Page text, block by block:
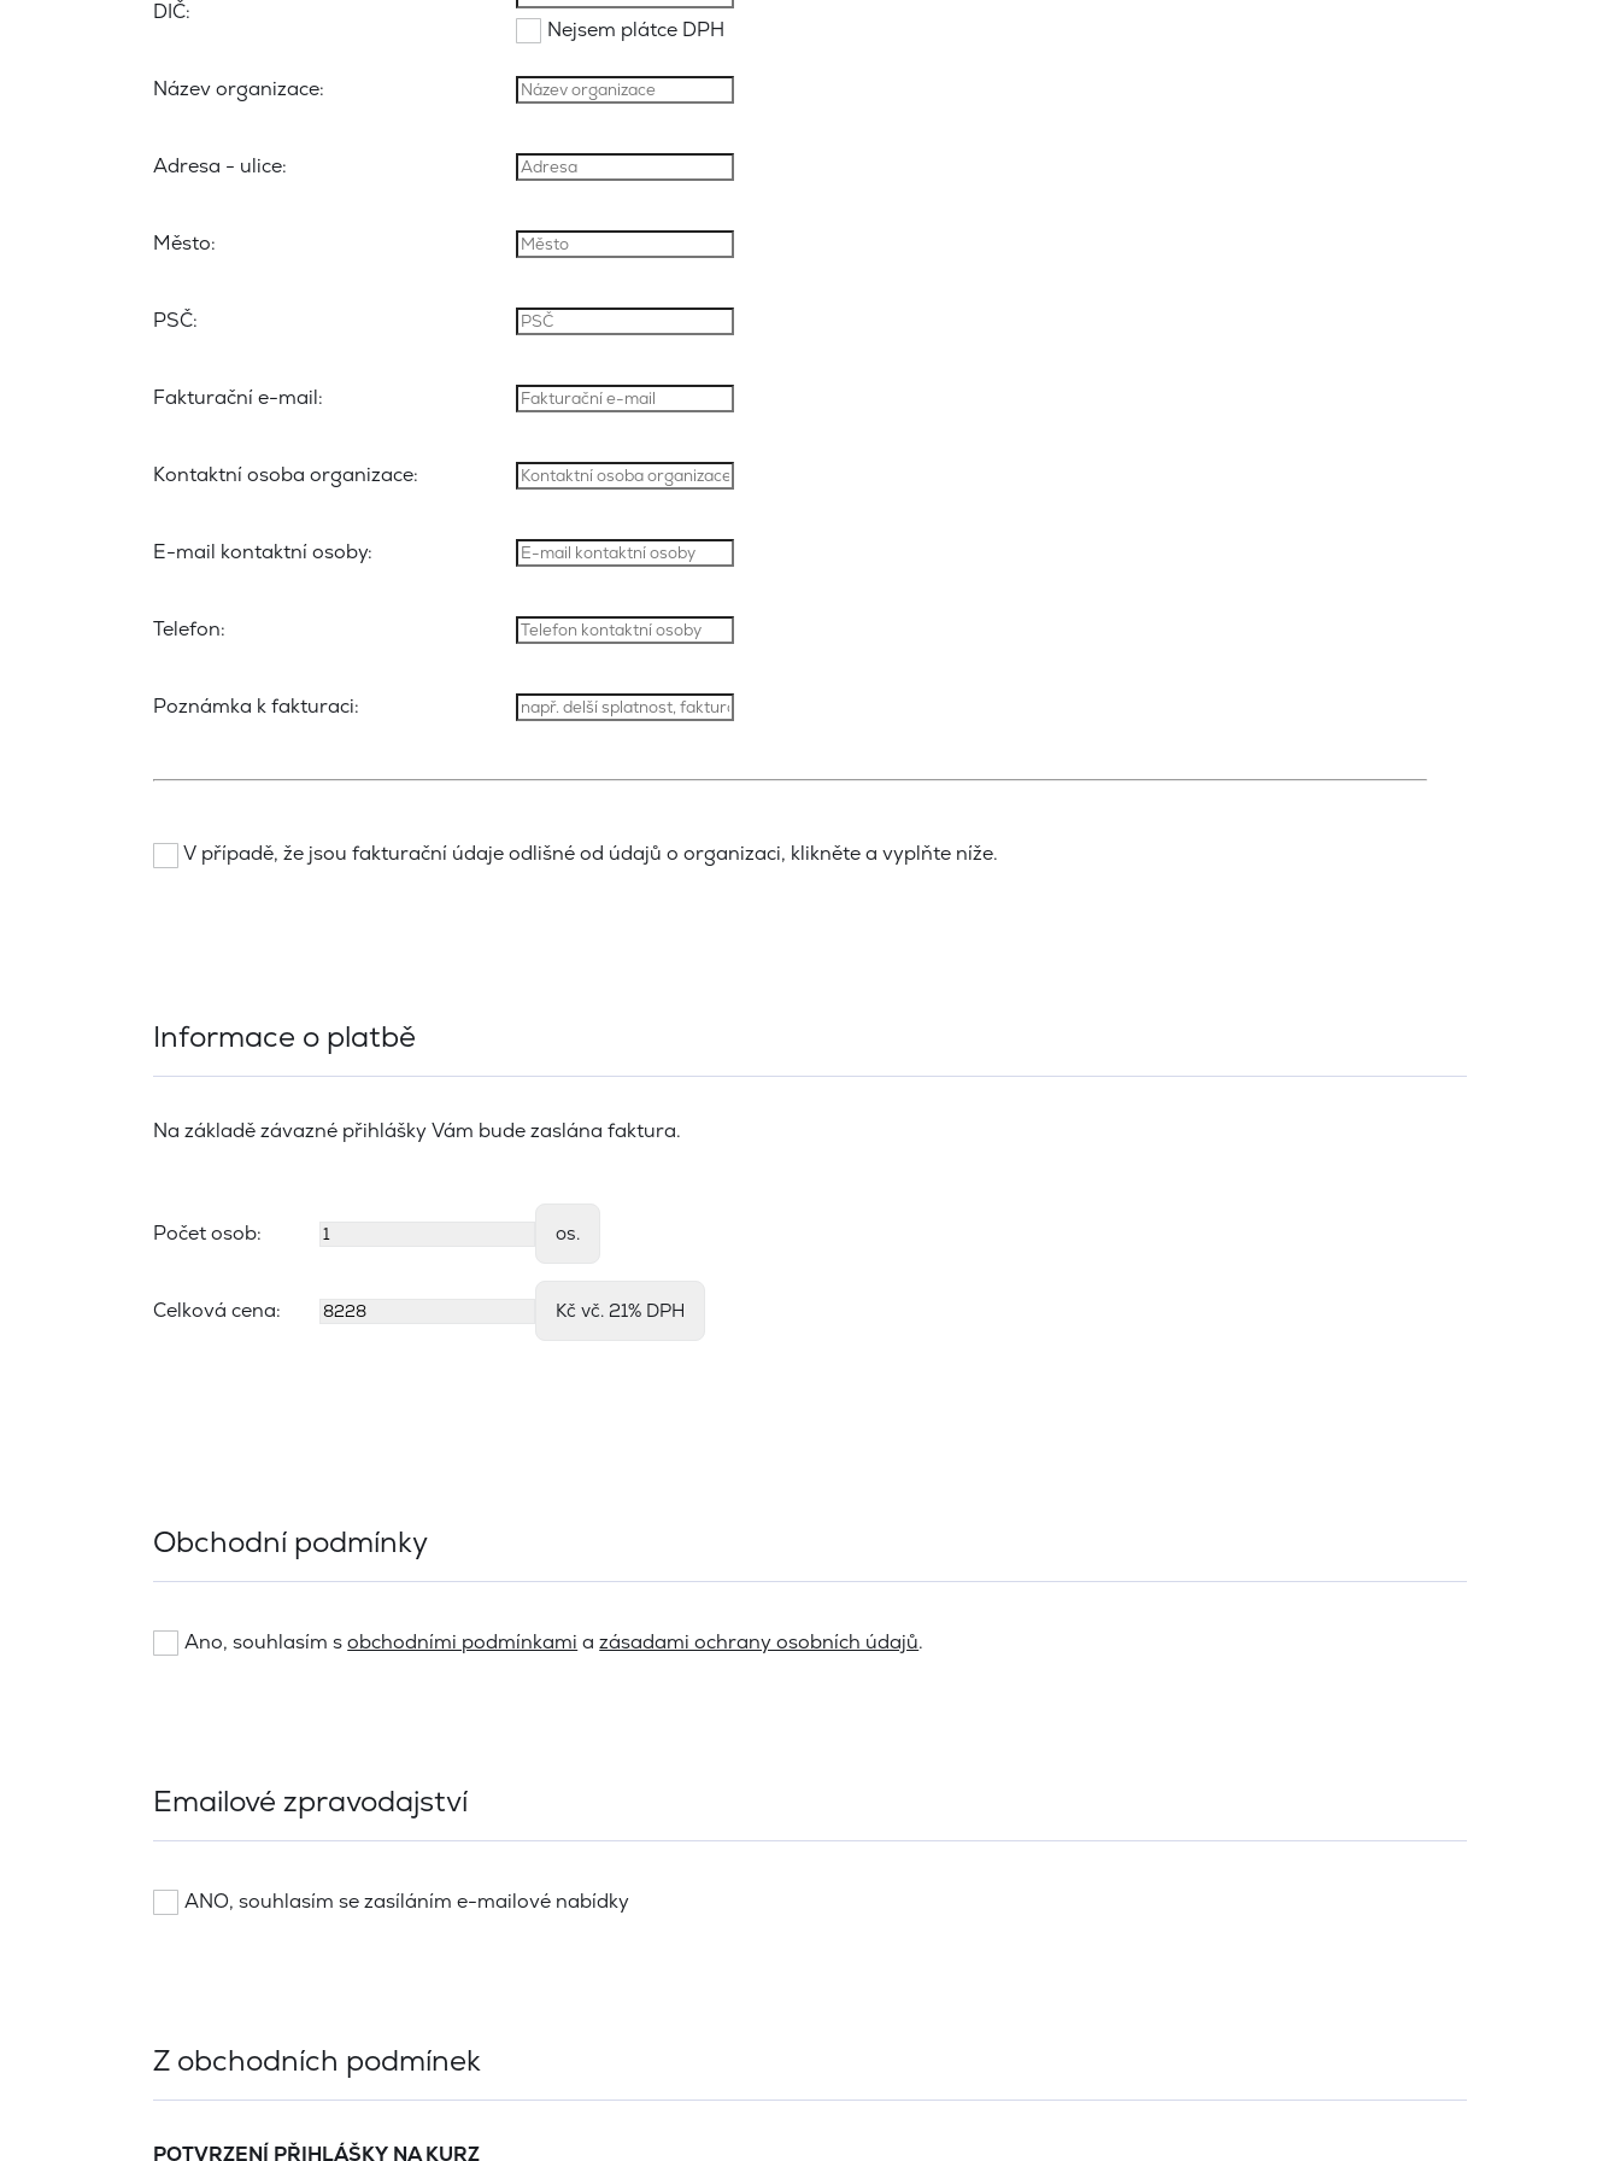
DIČ:
Nejsem plátce DPH
Název organizace:
Adresa - ulice:
Město:
PSČ:
Fakturační e-mail:
Kontaktní osoba organizace:
E-mail kontaktní osoby:
Telefon:
Poznámka k fakturaci:
V případě, že jsou fakturační údaje odlišné od údajů o organizaci, klikněte a vyplňte níže.
Informace o platbě
Na základě závazné přihlášky Vám bude zaslána faktura.
Počet osob: os.
Celková cena: Kč vč. 21% DPH
Obchodní podmínky
Ano, souhlasím sobchodními podmínkami azásadami ochrany osobních údajů.
Emailové zpravodajství
ANO, souhlasím se zasíláním e-mailové nabídky
Z obchodních podmínek
POTVRZENÍ PŘIHLÁŠKY NA KURZ